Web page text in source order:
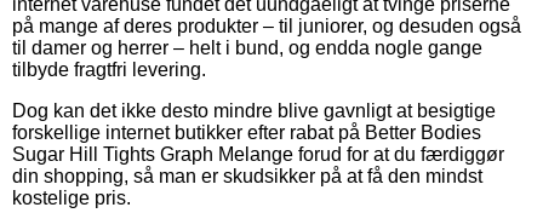
på mange af deres produkter – til juniorer, og desuden også
til damer og herrer – helt i bund, og endda nogle gange
tilbyde fragtfri levering.
Dog kan det ikke desto mindre blive gavnligt at besigtige
forskellige internet butikker efter rabat på Better Bodies
Sugar Hill Tights Graph Melange forud for at du færdiggør
din shopping, så man er skudsikker på at få den mindst
kostelige pris.